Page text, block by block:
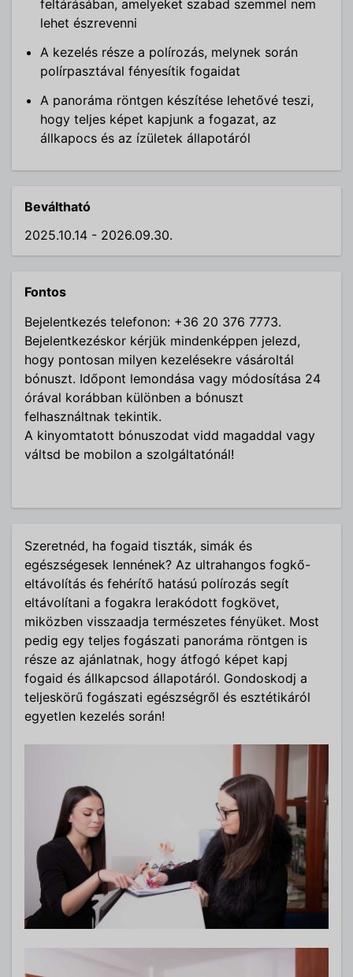
feltárásában, amelyeket szabad szemmel nem
lehet észrevenni
A kezelés része a polírozás, melynek során
polírpasztával fényesítik fogaidat
A panoráma röntgen készítése lehetővé teszi,
hogy teljes képet kapjunk a fogazat, az
állkapocs és az ízületek állapotáról
Beváltható
2025.10.14 - 2026.09.30.
Fontos
Bejelentkezés telefonon: +36 20 376 7773.
Bejelentkezéskor kérjük mindenképpen jelezd,
hogy pontosan milyen kezelésekre vásároltál
bónuszt. Időpont lemondása vagy módosítása 24
órával korábban különben a bónuszt
felhasználtnak tekintik.
A kinyomtatott bónuszodat vidd magaddal vagy
váltsd be mobilon a szolgáltatónál!
Szeretnéd, ha fogaid tiszták, simák és
egészségesek lennének? Az ultrahangos fogkő-
eltávolítás és fehérítő hatású polírozás segít
eltávolítani a fogakra lerakódott fogkövet,
miközben visszaadja természetes fényüket. Most
pedig egy teljes fogászati panoráma röntgen is
része az ajánlatnak, hogy átfogó képet kapj
fogaid és állkapcsod állapotáról. Gondoskodj a
teljeskörű fogászati egészségről és esztétikáról
egyetlen kezelés során!